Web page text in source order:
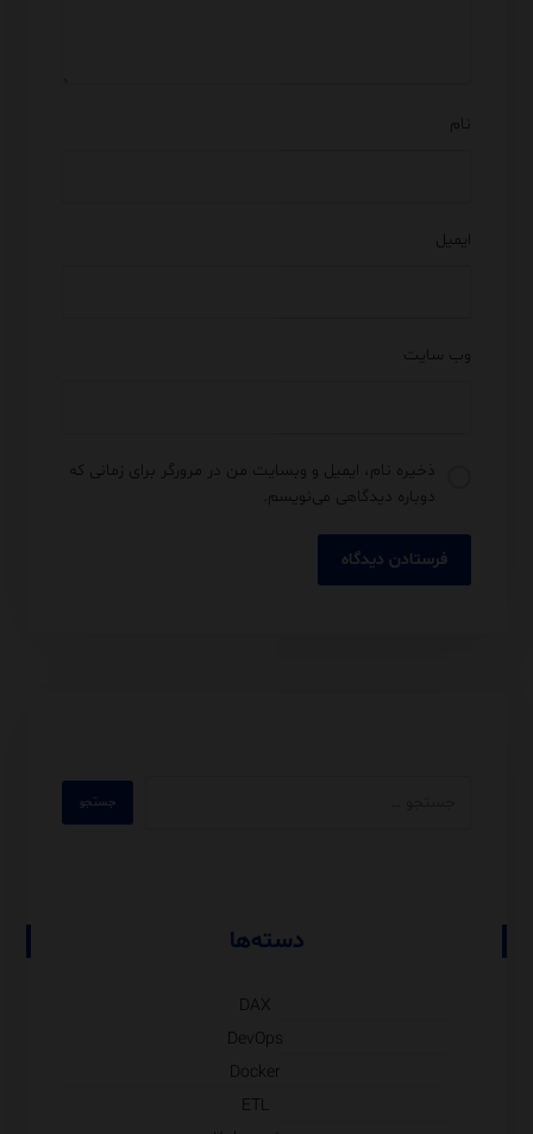
نام
ایمیل
وب‌ سایت
ذخیره نام، ایمیل و وبسایت من در مرورگر برای زمانی که
دوباره دیدگاهی می‌نویسم.
دسته‌ها
DAX
DevOps
Docker
ETL